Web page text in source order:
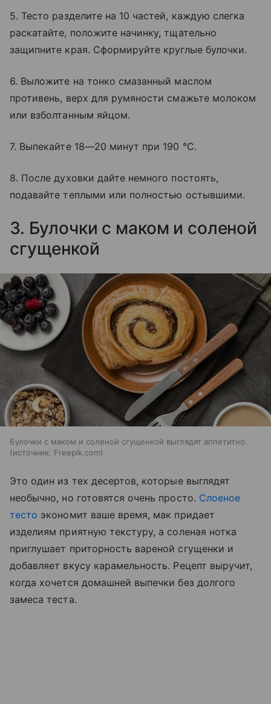
5. Тесто разделите на 10 частей, каждую слегка
раскатайте, положите начинку, тщательно
защипните края. Сформируйте круглые булочки.
6. Выложите на тонко смазанный маслом
противень, верх для румяности смажьте молоком
или взболтанным яйцом.
7. Выпекайте 18—20 минут при 190 °C.
8. После духовки дайте немного постоять,
подавайте теплыми или полностью остывшими.
3. Булочки с маком и соленой
сгущенкой
Булочки с маком и соленой сгущенкой выглядят аппетитно.
источник: Freepik.com
Это один из тех десертов, которые выглядят
необычно, но готовятся очень просто. Слоеное
тесто экономит ваше время, мак придает
изделиям приятную текстуру, а соленая нотка
приглушает приторность вареной сгущенки и
добавляет вкусу карамельность. Рецепт выручит,
когда хочется домашней выпечки без долгого
замеса теста.